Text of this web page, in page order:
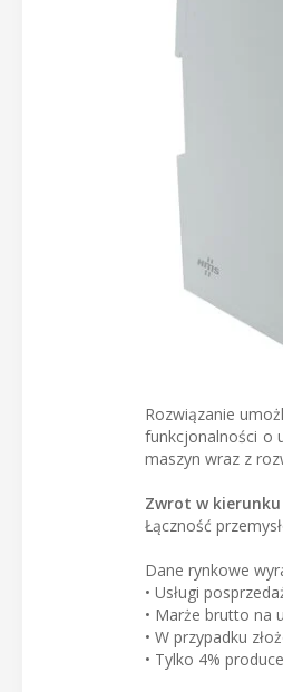
Rozwiązanie
funkcjonalności o
maszyn wraz z
Zwrot w
Łączność
Dane rynkowe
• Usługi
• Marże brutto na
• W przypadku
• Tylko 4%